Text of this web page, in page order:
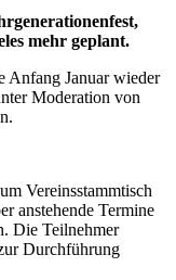
mehr geplant.
Anfang Januar wieder
Moderation von
Vereinsstammtisch
anstehende Termine
Die Teilnehmer
Durchführung